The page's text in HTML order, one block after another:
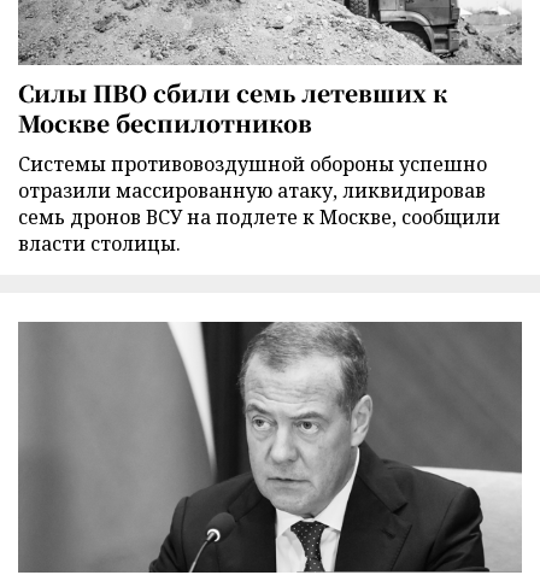
Силы ПВО сбили семь летевших к
Москве беспилотников
Cистемы противовоздушной обороны успешно
отразили массированную атаку, ликвидировав
семь дронов ВСУ на подлете к Москве, сообщили
власти столицы.